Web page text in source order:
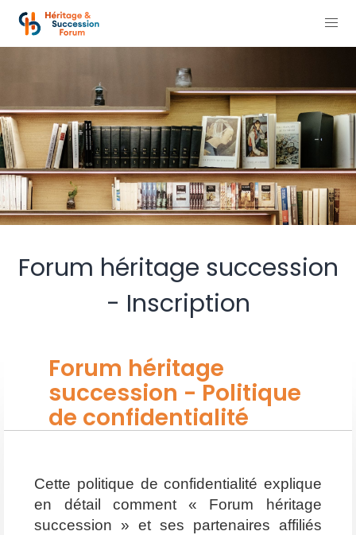
Forum héritage succession
- Inscription
Forum héritage
succession - Politique
de confidentialité
Cette politique de confidentialité explique
en détail comment « Forum héritage
succession » et ses partenaires affiliés